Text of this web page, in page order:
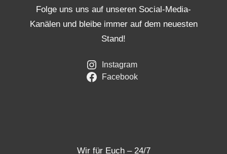
Folge uns uns auf unseren Social-Media-
Kanälen und bleibe immer auf dem neuesten
Stand!
Instagram
Facebook
Wir für Euch – 24/7